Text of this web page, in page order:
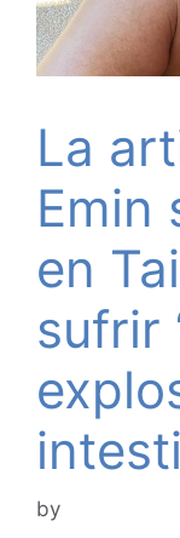
La
Emin
en
sufrir
by